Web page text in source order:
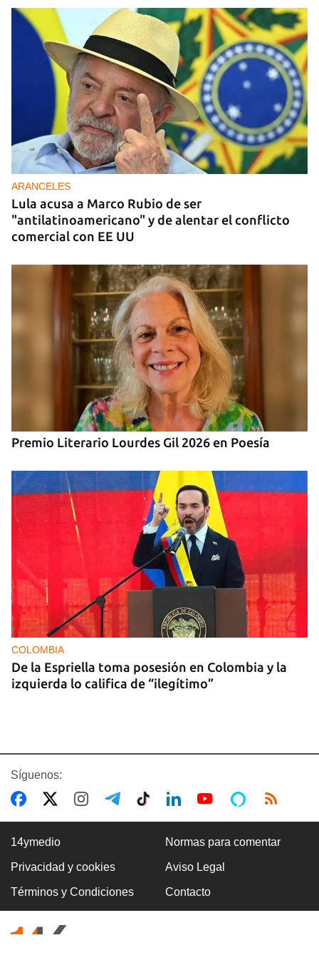
DONACIONES
China entrega otros 5.000 sistemas fotovoltaicos
para zonas rurales de Cuba
ARANCELES
Lula acusa a Marco Rubio de ser
"antilatinoamericano" y de alentar el conflicto
comercial con EE UU
Premio Literario Lourdes Gil 2026 en Poesía
COLOMBIA
De la Espriella toma posesión en Colombia y la
izquierda lo califica de “ilegítimo”
BOXEO
El boxeo masculino cubano se quedó sin títulos
en Santo Domingo
Síguenos:
14ymedio Normas para comentar
Privacidad y cookies Aviso Legal
Términos y Condiciones Contacto